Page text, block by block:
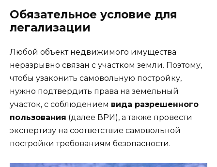
Обязательное условие для
легализации
Любой объект недвижимого имущества
неразрывно связан с участком земли. Поэтому,
чтобы узаконить самовольную постройку,
нужно подтвердить права на земельный
участок, с соблюдением вида разрешенного
пользования (далее ВРИ), а также провести
экспертизу на соответствие самовольной
постройки требованиям безопасности.